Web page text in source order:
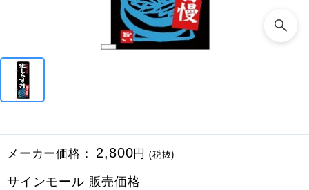
メーカー価格： 2,800円(税抜)
サインモール 販売価格